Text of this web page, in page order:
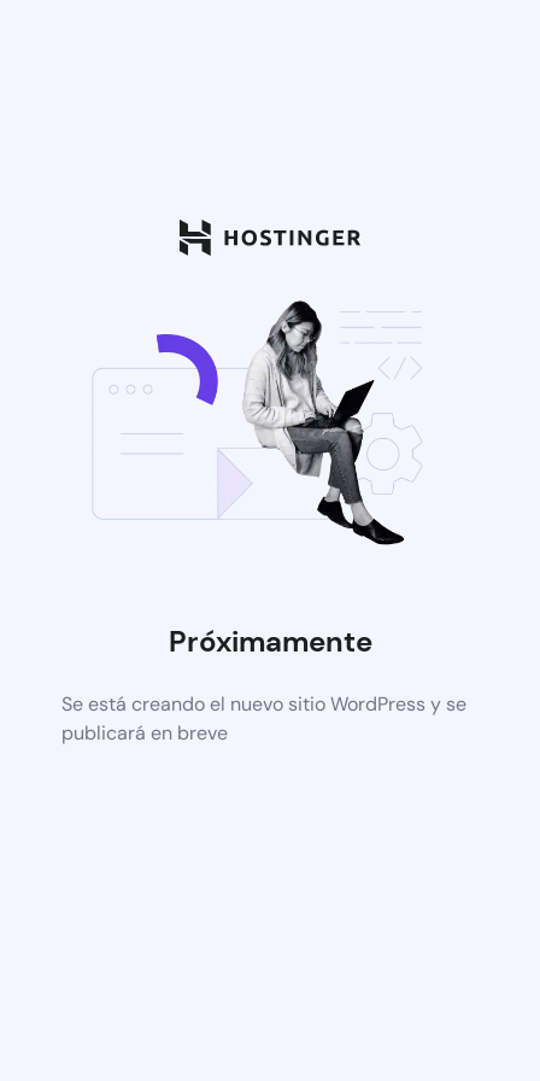
Próximamente
Se está creando el nuevo sitio WordPress y se
publicará en breve